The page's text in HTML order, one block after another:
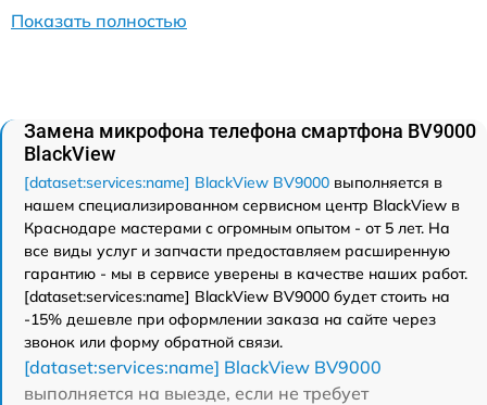
Показать полностью
Замена микрофона телефона смартфона BV9000
BlackView
[dataset:services:name] BlackView BV9000 выполняется в
нашем специализированном сервисном центр BlackView в
Краснодаре мастерами с огромным опытом - от 5 лет. На
все виды услуг и запчасти предоставляем расширенную
гарантию - мы в сервисе уверены в качестве наших работ.
[dataset:services:name] BlackView BV9000 будет стоить на
-15% дешевле при оформлении заказа на сайте через
звонок или форму обратной связи.
[dataset:services:name] BlackView BV9000
выполняется на выезде, если не требует